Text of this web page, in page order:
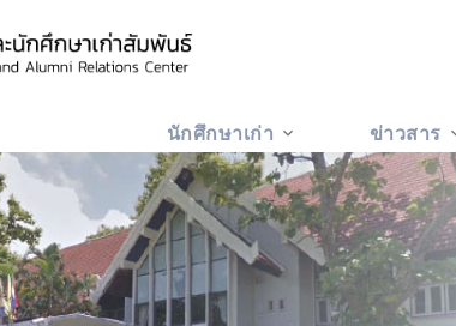
นักศึกษาเก่า ข่าวสาร